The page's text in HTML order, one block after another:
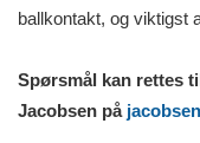
ballkontakt, og viktigst
Spørsmål kan rettes
Jacobsen på